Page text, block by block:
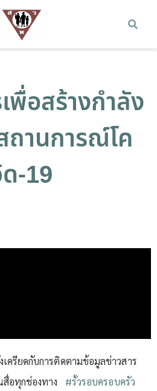
พื่อสร้างกำลัง
ถานการณ์โค
-19
ครียดกับการติดตามข้อมูลข่าวสาร
สื่อทุกช่องทาง #รั้วรอบครอบครัว